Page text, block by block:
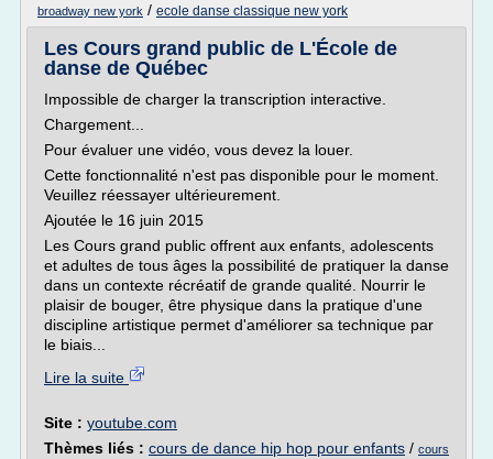
broadway new york / ecole danse classique new york
Les Cours grand public de L'École de
danse de Québec
Impossible de charger la transcription interactive.
Chargement...
Pour évaluer une vidéo, vous devez la louer.
Cette fonctionnalité n'est pas disponible pour le moment.
Veuillez réessayer ultérieurement.
Ajoutée le 16 juin 2015
Les Cours grand public offrent aux enfants, adolescents
et adultes de tous âges la possibilité de pratiquer la danse
dans un contexte récréatif de grande qualité. Nourrir le
plaisir de bouger, être physique dans la pratique d'une
discipline artistique permet d'améliorer sa technique par
le biais...
Lire la suite
Site : youtube.com
Thèmes liés : cours de dance hip hop pour enfants / cours